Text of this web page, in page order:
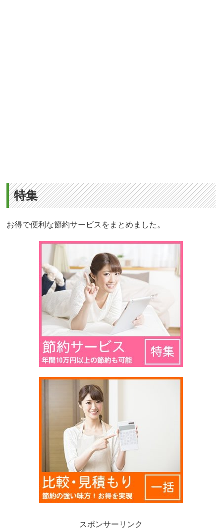
特集
お得で便利な節約サービスをまとめました。
スポンサーリンク